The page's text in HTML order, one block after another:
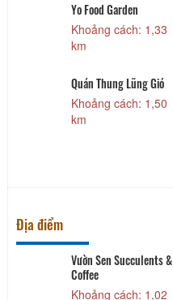
Yo Food Garden
Khoảng cách: 1,33
km
Quán Thung Lũng Gió
Khoảng cách: 1,50
km
Địa điểm
Vườn Sen Succulents &
Coffee
Khoảng cách: 1,02